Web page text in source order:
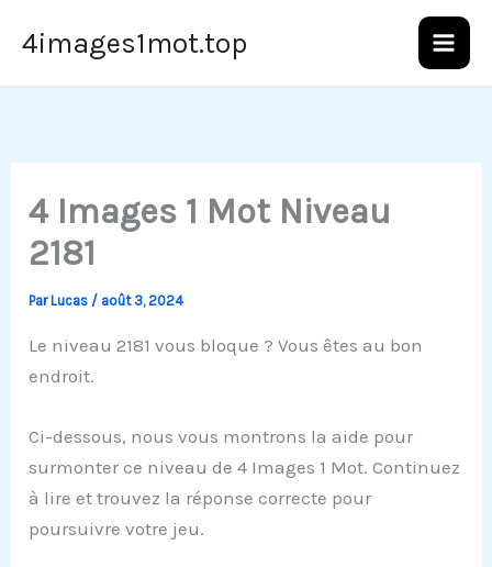
4images1mot.top
4 Images 1 Mot Niveau
2181
ParLucas / août 3, 2024
Le niveau 2181 vous bloque ? Vous êtes au bon
endroit.
Ci-dessous, nous vous montrons la aide pour
surmonter ce niveau de 4 Images 1 Mot. Continuez
à lire et trouvez la réponse correcte pour
poursuivre votre jeu.